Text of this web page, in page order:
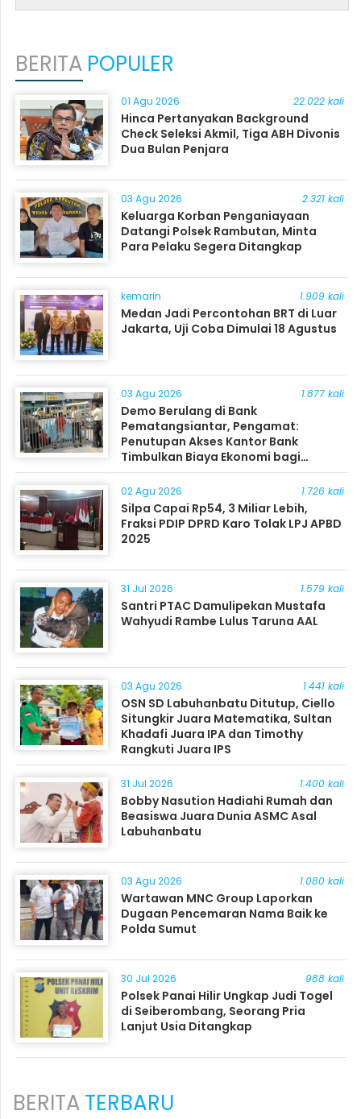
BERITA POPULER
01 Agu 2026 22.022 kali
Hinca Pertanyakan Background
Check Seleksi Akmil, Tiga ABH Divonis
Dua Bulan Penjara
03 Agu 2026 2.321 kali
Keluarga Korban Penganiayaan
Datangi Polsek Rambutan, Minta
Para Pelaku Segera Ditangkap
kemarin 1.909 kali
Medan Jadi Percontohan BRT di Luar
Jakarta, Uji Coba Dimulai 18 Agustus
03 Agu 2026 1.877 kali
Demo Berulang di Bank
Pematangsiantar, Pengamat:
Penutupan Akses Kantor Bank
Timbulkan Biaya Ekonomi bagi
Masyarakat
02 Agu 2026 1.726 kali
Silpa Capai Rp54, 3 Miliar Lebih,
Fraksi PDIP DPRD Karo Tolak LPJ APBD
2025
31 Jul 2026 1.579 kali
Santri PTAC Damulipekan Mustafa
Wahyudi Rambe Lulus Taruna AAL
03 Agu 2026 1.441 kali
OSN SD Labuhanbatu Ditutup, Ciello
Situngkir Juara Matematika, Sultan
Khadafi Juara IPA dan Timothy
Rangkuti Juara IPS
31 Jul 2026 1.400 kali
Bobby Nasution Hadiahi Rumah dan
Beasiswa Juara Dunia ASMC Asal
Labuhanbatu
03 Agu 2026 1.080 kali
Wartawan MNC Group Laporkan
Dugaan Pencemaran Nama Baik ke
Polda Sumut
30 Jul 2026 988 kali
Polsek Panai Hilir Ungkap Judi Togel
di Seiberombang, Seorang Pria
Lanjut Usia Ditangkap
BERITATERBARU